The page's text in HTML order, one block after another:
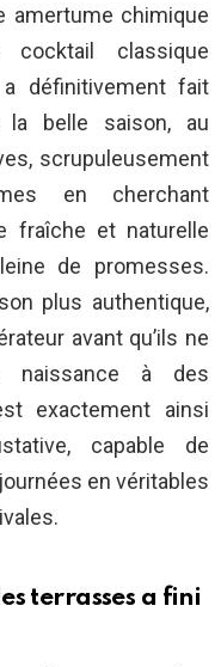
amertume chimique
classique
définitivement fait
la belle saison, au
scrupuleusement
en cherchant
fraîche et naturelle
de promesses.
plus authentique,
avant qu’ils ne
naissance à des
exactement ainsi
capable de
en véritables
terrasses a fini